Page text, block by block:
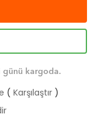
günü kargoda.
( Karşılaştır )